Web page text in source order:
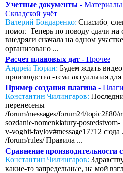
Учетные документы -
Складской учёт
Валерий Бондаренко: Спасибо,
помог. Теперь по поводу сдачи на
внедряли сначала на одном
организовано ...
Расчет плановых дат - Прочее
Андрей Тюрин: Будем ждать
производства -тема актуальная для
Пример создания плагина -
Константин Чилингаров:
перенесены
/forum/messages/forum24/topic2880/
sozdanie-nomenklatury-posredstvom-
v-vogbit-faylov#message17712
/forum/rules/ Правила ...
Сравнение производительности
Константин Чилингаров:
какие-то запредельные, на мой